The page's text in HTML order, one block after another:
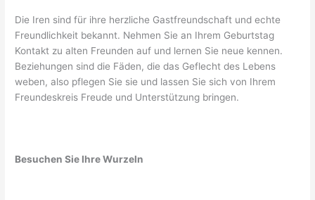
Die Iren sind für ihre herzliche Gastfreundschaft und echte
Freundlichkeit bekannt. Nehmen Sie an Ihrem Geburtstag
Kontakt zu alten Freunden auf und lernen Sie neue kennen.
Beziehungen sind die Fäden, die das Geflecht des Lebens
weben, also pflegen Sie sie und lassen Sie sich von Ihrem
Freundeskreis Freude und Unterstützung bringen.
Besuchen Sie Ihre Wurzeln